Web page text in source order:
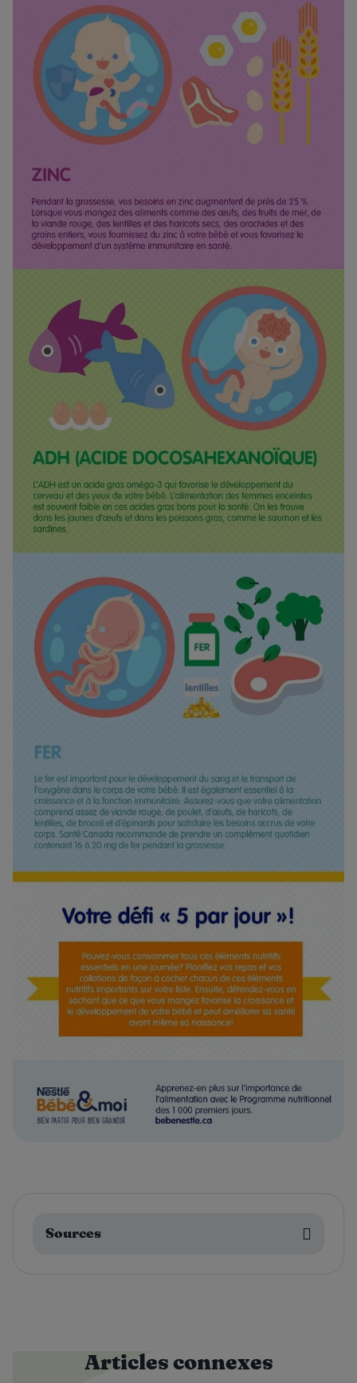
Sources
Articles connexes